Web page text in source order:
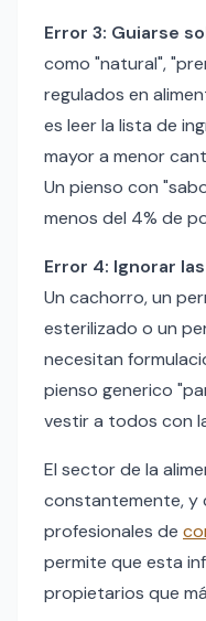
Error 3: Guiarse
como "natural",
regulados en
es leer la lista de
mayor a menor
Un pienso con
menos del 4% de
Error 4: Ignorar
Un cachorro, un
esterilizado o un
necesitan
pienso generico
vestir a todos con
El sector de la
constantemente, y
profesionales de
permite que esta
propietarios que